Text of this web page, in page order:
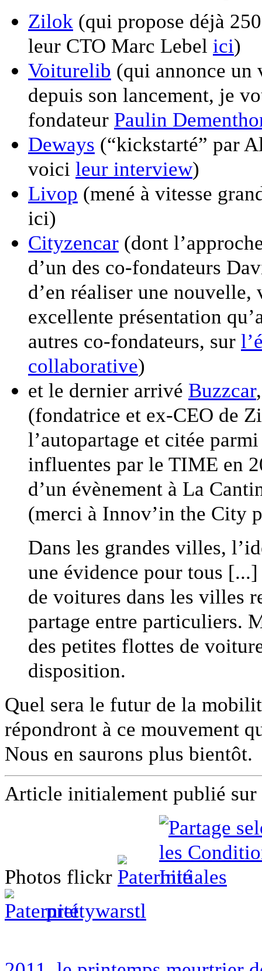
Zilok (qui propose déjà
leur CTO Marc Lebel ici)
Voiturelib (qui annonce un
depuis son lancement, je
fondateur Paulin
Deways (“kickstarté” par
voici leur interview)
Livop (mené à vitesse
ici)
Cityzencar (dont
d’un des co-fondateurs
d’en réaliser une
excellente présentation
autres co-fondateurs, sur
collaborative)
et le dernier arrivé Buzzcar
(fondatrice et ex-CEO de
l’autopartage et citée
influentes par le TIME en
d’un évènement à La
(merci à Innov’in the City
Dans les grandes villes,
une évidence pour tous
de voitures dans les villes
partage entre particuliers.
des petites flottes de
disposition.
Quel sera le futur de la
répondront à ce mouvement
Nous en saurons plus bientôt.
Article initialement publié
Photos flickr
prettywarstl